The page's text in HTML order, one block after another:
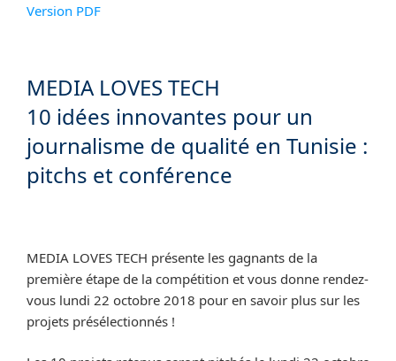
Version PDF
MEDIA LOVES TECH
10 idées innovantes pour un
journalisme de qualité en Tunisie :
pitchs et conférence
MEDIA LOVES TECH présente les gagnants de la
première étape de la compétition et vous donne rendez-
vous lundi 22 octobre 2018 pour en savoir plus sur les
projets présélectionnés !